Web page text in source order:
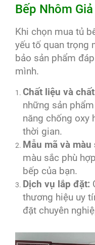
Bếp Nhôm Giả
Khi chọn mua tủ
yếu tố quan trọng
bảo sản phẩm
mình.
Chất liệu và
những sản
năng chống oxy
thời gian.
Mẫu mã và màu
màu sắc phù
bếp của bạn.
Dịch vụ lắp đặt:
thương hiệu uy
đặt chuyên